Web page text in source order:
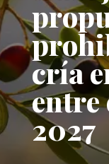
cría
entre
2027